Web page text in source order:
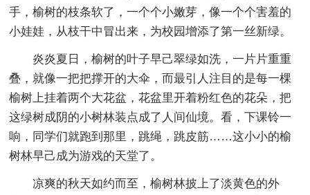
手，榆树的枝条软了，一个个小嫩芽，像一个个害羞的
小娃娃，从枝干中冒出来，为校园增添了第一丝新绿。
炎炎夏日，榆树的叶子早己翠绿如洗，一片片重重
叠，就像一把把撑开的大伞，而最引人注目的是每一棵
榆树上挂着两个大花盆，花盆里开着粉红色的花朵，把
这绿树成阴的小树林装点成了人间仙境。看，下课铃一
响，同学们就跑到那里，跳绳，跳皮筋……这小小的榆
树林早己成为游戏的天堂了。
凉爽的秋天如约而至，榆树林披上了淡黄色的外